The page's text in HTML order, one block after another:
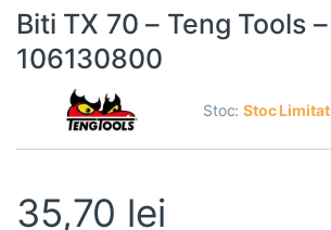
Biti TX 70 – Teng Tools –
106130800
Stoc:Stoc Limitat
35,70 lei